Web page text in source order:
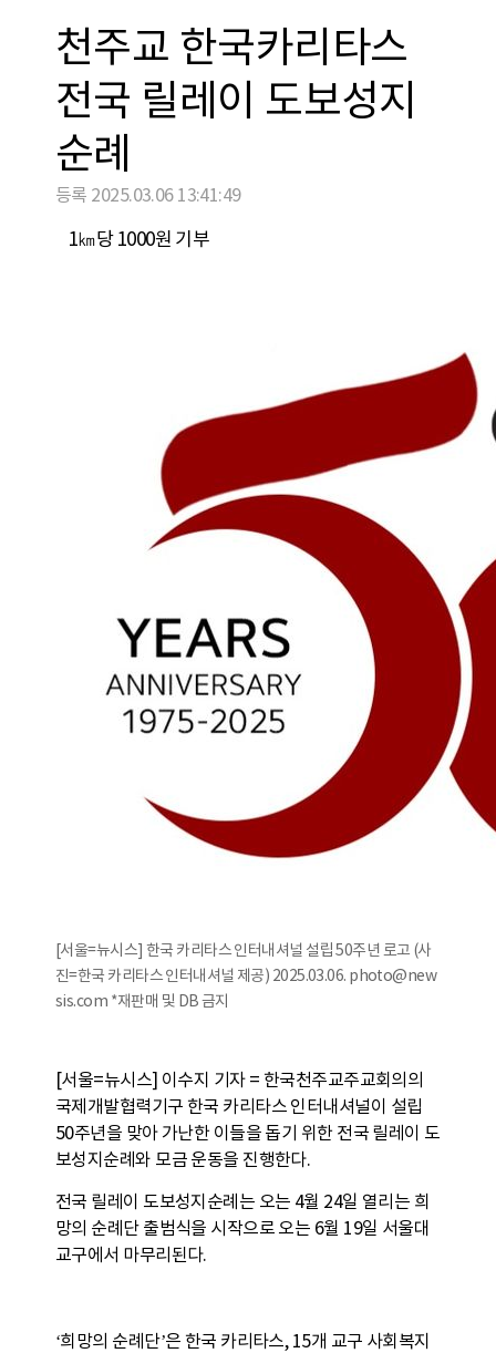
천주교 한국카리타스
전국 릴레이 도보성지
순례
등록 2025.03.06 13:41:49
1㎞당 1000원 기부
[서울=뉴시스] 한국 카리타스 인터내셔널 설립 50주년 로고 (사
진=한국 카리타스 인터내셔널 제공) 2025.03.06. photo@new
sis.com *재판매 및 DB 금지
[서울=뉴시스] 이수지 기자 = 한국천주교주교회의의
국제개발협력기구 한국 카리타스 인터내셔널이 설립
50주년을 맞아 가난한 이들을 돕기 위한 전국 릴레이 도
보성지순례와 모금 운동을 진행한다.
전국 릴레이 도보성지순례는 오는 4월 24일 열리는 희
망의 순례단 출범식을 시작으로 오는 6월 19일 서울대
교구에서 마무리된다.
‘희망의 순례단’은 한국 카리타스, 15개 교구 사회복지